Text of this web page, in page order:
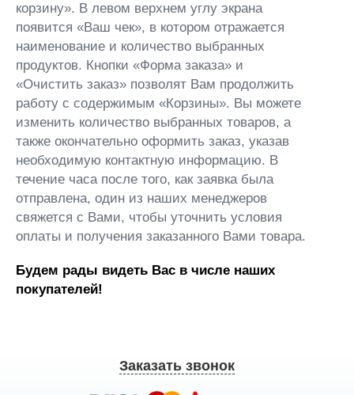
корзину». В левом верхнем углу экрана
появится «Ваш чек», в котором отражается
наименование и количество выбранных
продуктов. Кнопки «Форма заказа» и
«Очистить заказ» позволят Вам продолжить
работу с содержимым «Корзины». Вы можете
изменить количество выбранных товаров, а
также окончательно оформить заказ, указав
необходимую контактную информацию. В
течение часа после того, как заявка была
отправлена, один из наших менеджеров
свяжется с Вами, чтобы уточнить условия
оплаты и получения заказанного Вами товара.
Будем рады видеть Вас в числе наших
покупателей!
Заказать звонок